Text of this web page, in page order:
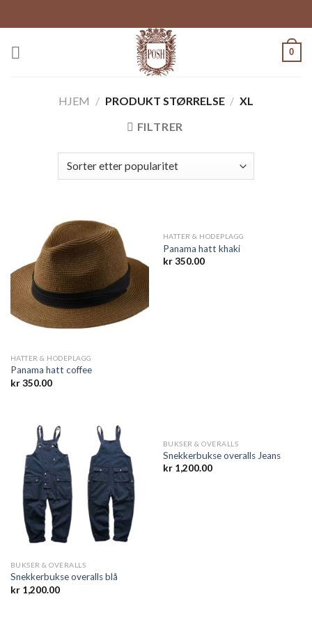
to
0
HJEM / PRODUKT STØRRELSE / XL
FILTRER
HATTER & HODEPLAGG
Panama hatt coffee
kr350.00
HATTER & HODEPLAGG
Panama hatt khaki
kr350.00
BUKSER & OVERALLS
Snekkerbukse overalls blå
kr1,200.00
BUKSER & OVERALLS
Snekkerbukse overalls Jeans
kr1,200.00